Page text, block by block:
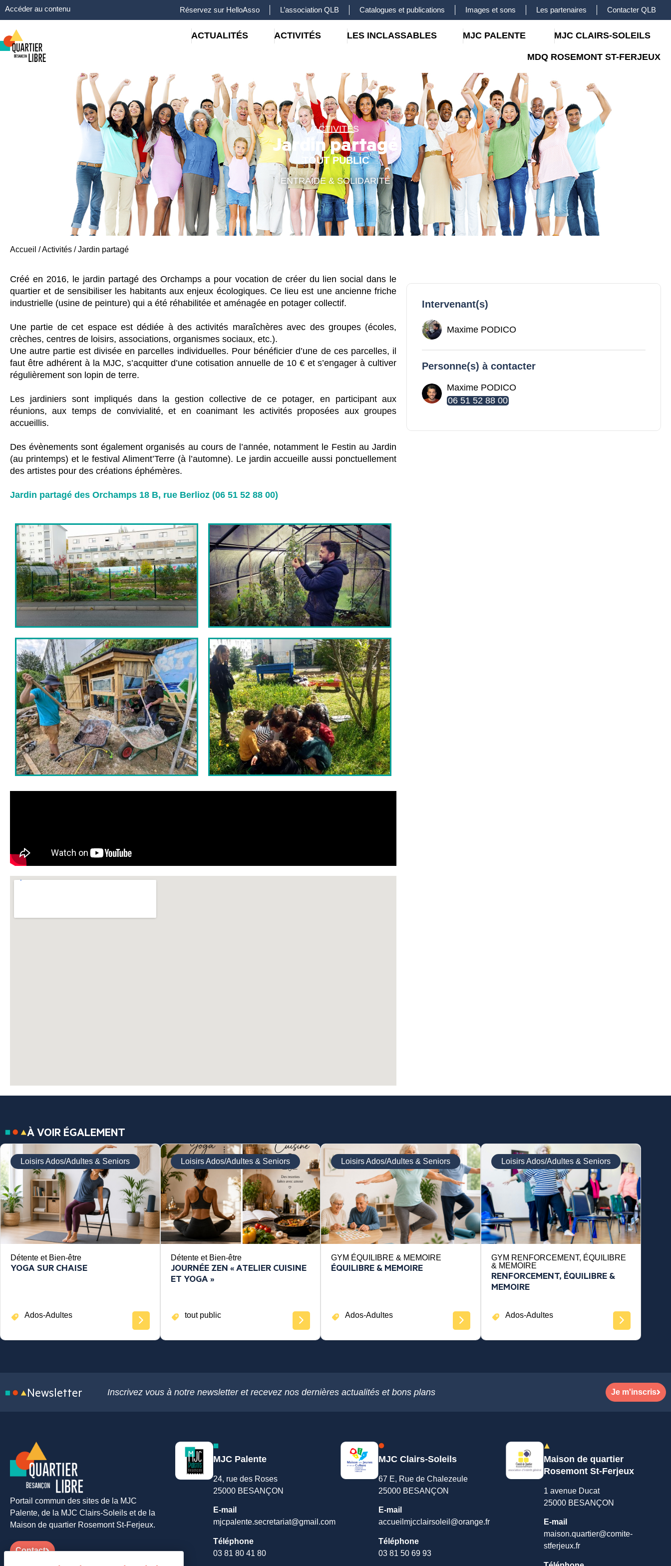
Accéder au contenu Réservez sur HelloAsso L’association QLB Catalogues et publications Images et sons Les partenaires Contacter QLB
ACTUALITÉS ACTIVITÉS LES INCLASSABLES MJC PALENTE MJC CLAIRS-SOLEILS
MDQ ROSEMONT ST-FERJEUX
ACTIVITÉS
Jardin partagé
TOUT PUBLIC
ENTRAIDE & SOLIDARITÉ
Accueil /Activités /Jardin partagé
Créé en 2016, le jardin partagé des Orchamps a pour vocation de créer du lien social dans le
quartier et de sensibiliser les habitants aux enjeux écologiques. Ce lieu est une ancienne friche
industrielle (usine de peinture) qui a été réhabilitée et aménagée en potager collectif.
Une partie de cet espace est dédiée à des activités maraîchères avec des groupes (écoles,
crèches, centres de loisirs, associations, organismes sociaux, etc.).
Une autre partie est divisée en parcelles individuelles. Pour bénéficier d’une de ces parcelles, il
faut être adhérent à la MJC, s’acquitter d’une cotisation annuelle de 10 € et s’engager à cultiver
régulièrement son lopin de terre.
Les jardiniers sont impliqués dans la gestion collective de ce potager, en participant aux
réunions, aux temps de convivialité, et en coanimant les activités proposées aux groupes
accueillis.
Des évènements sont également organisés au cours de l’année, notamment le Festin au Jardin
(au printemps) et le festival Aliment’Terre (à l’automne). Le jardin accueille aussi ponctuellement
des artistes pour des créations éphémères.
Jardin partagé des Orchamps 18 B, rue Berlioz (06 51 52 88 00)
Intervenant(s)
Maxime PODICO
Personne(s) à contacter
Maxime PODICO
06 51 52 88 00
À VOIR ÉGALEMENT
Loisirs Ados/Adultes & Seniors
Détente et Bien-être
YOGA SUR CHAISE
Ados-Adultes
Loisirs Ados/Adultes & Seniors
Détente et Bien-être
JOURNÉE ZEN « ATELIER CUISINE
ET YOGA »
tout public
Loisirs Ados/Adultes & Seniors
GYM ÉQUILIBRE & MEMOIRE
ÉQUILIBRE & MEMOIRE
Ados-Adultes
Loisirs Ados/Adultes & Seniors
GYM RENFORCEMENT, ÉQUILIBRE
& MEMOIRE
RENFORCEMENT, ÉQUILIBRE &
MEMOIRE
Ados-Adultes
Newsletter Inscrivez vous à notre newsletter et recevez nos dernières actualités et bons plans Je m'inscris
Portail commun des sites de la MJC
Palente, de la MJC Clairs-Soleils et de la
Maison de quartier Rosemont St-Ferjeux.
Contact
MJC Palente
24, rue des Roses
25000 BESANÇON
E-mail
mjcpalente.secretariat@gmail.com
Téléphone
03 81 80 41 80
MJC Clairs-Soleils
67 E, Rue de Chalezeule
25000 BESANÇON
E-mail
accueilmjcclairsoleil@orange.fr
Téléphone
03 81 50 69 93
Maison de quartier
Rosemont St-Ferjeux
1 avenue Ducat
25000 BESANÇON
E-mail
maison.quartier@comite-
stferjeux.fr
Panneau de gestion des cookies